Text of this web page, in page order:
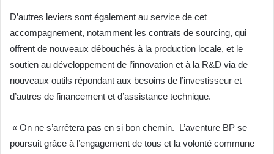
D’autres leviers sont également au service de cet
accompagnement, notamment les contrats de sourcing, qui
offrent de nouveaux débouchés à la production locale, et le
soutien au développement de l’innovation et à la R&D via de
nouveaux outils répondant aux besoins de l’investisseur et
d’autres de financement et d’assistance technique.
« On ne s’arrêtera pas en si bon chemin. L’aventure BP se
poursuit grâce à l’engagement de tous et la volonté commune